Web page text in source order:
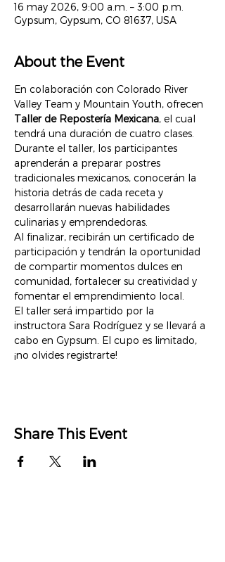
16 may 2026, 9:00 a.m. – 3:00 p.m.
Gypsum, Gypsum, CO 81637, USA
About the Event
En colaboración con Colorado River
Valley Team y Mountain Youth, ofrecen
Taller de Repostería Mexicana, el cual
tendrá una duración de cuatro clases.
Durante el taller, los participantes
aprenderán a preparar postres
tradicionales mexicanos, conocerán la
historia detrás de cada receta y
desarrollarán nuevas habilidades
culinarias y emprendedoras.
Al finalizar, recibirán un certificado de
participación y tendrán la oportunidad
de compartir momentos dulces en
comunidad, fortalecer su creatividad y
fomentar el emprendimiento local.
El taller será impartido por la
instructora Sara Rodríguez y se llevará a
cabo en Gypsum. El cupo es limitado,
¡no olvides registrarte!
Share This Event